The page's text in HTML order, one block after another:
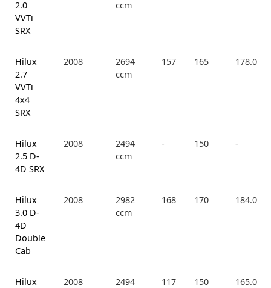
2.0
VVTi
SRX
ccm
Hilux
2.7
VVTi
4x4
SRX
2008
2694
ccm
157 165 178.0
Hilux
2.5 D-
4D SRX
2008
2494
ccm
- 150 -
Hilux
3.0 D-
4D
Double
Cab
2008
2982
ccm
168 170 184.0
Hilux
2008
2494
117 150 165.0